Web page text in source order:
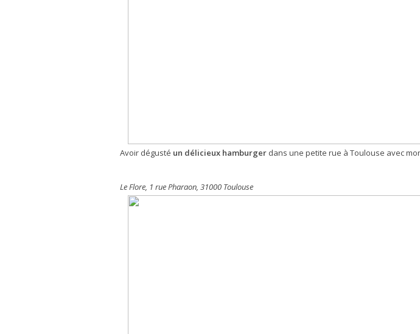
Avoir dégusté un délicieux hamburger dans une petite rue à Toulouse avec
Le Flore, 1 rue Pharaon, 31000 Toulouse